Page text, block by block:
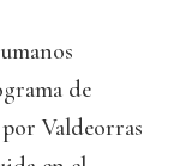
de
Valdeorras